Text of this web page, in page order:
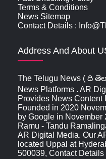
Terms & Conditions
News Sitemap
Contact Details :
Address And About
The Telugu News ( ది
News Platforms . AR
Provides News Content
Founded in 2020
by Google in November
Ramu - Tandu
AR Digital Media. Our
located Uppal at
500039, Contact